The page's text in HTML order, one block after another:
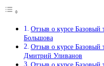
Отзыв о курсе
Большова
Отзыв о курсе Базовый
Дмитрий Уливанов